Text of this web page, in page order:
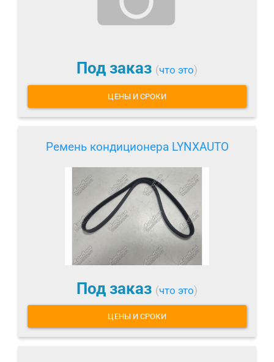
Под заказ (что это)
ЦЕНЫ И СРОКИ
Ремень кондиционера LYNXAUTO
Под заказ (что это)
ЦЕНЫ И СРОКИ